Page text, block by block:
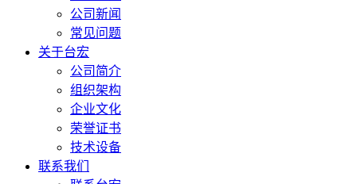
公司新闻
常见问题
关于台宏
公司简介
组织架构
企业文化
荣誉证书
技术设备
联系我们